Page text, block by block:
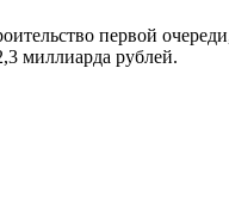
первой
миллиарда рублей.